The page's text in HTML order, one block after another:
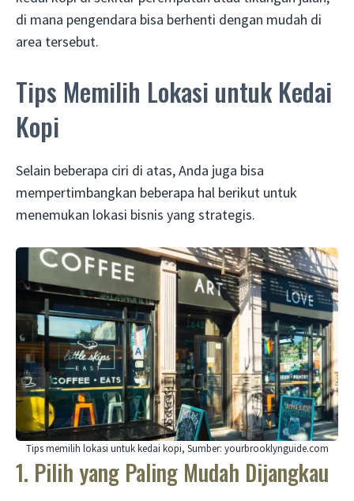
di mana pengendara bisa berhenti dengan mudah di
area tersebut.
Tips Memilih Lokasi untuk Kedai
Kopi
Selain beberapa ciri di atas, Anda juga bisa
mempertimbangkan beberapa hal berikut untuk
menemukan lokasi bisnis yang strategis.
Tips memilih lokasi untuk kedai kopi, Sumber: yourbrooklynguide.com
1. Pilih yang Paling Mudah Dijangkau